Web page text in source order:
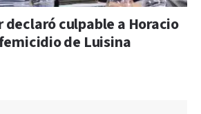
declaró culpable a Horacio
de Luisina